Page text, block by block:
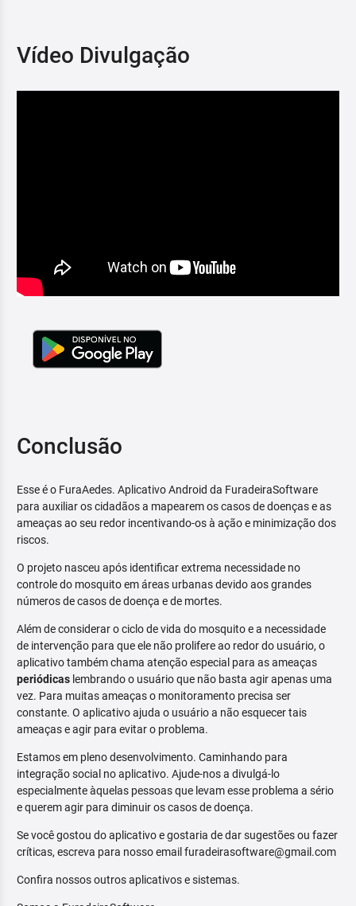
Vídeo Divulgação
Conclusão
Esse é o FuraAedes. Aplicativo Android da FuradeiraSoftware
para auxiliar os cidadãos a mapearem os casos de doenças e as
ameaças ao seu redor incentivando-os à ação e minimização dos
riscos.
O projeto nasceu após identificar extrema necessidade no
controle do mosquito em áreas urbanas devido aos grandes
números de casos de doença e de mortes.
Além de considerar o ciclo de vida do mosquito e a necessidade
de intervenção para que ele não prolifere ao redor do usuário, o
aplicativo também chama atenção especial para as ameaças
periódicas lembrando o usuário que não basta agir apenas uma
vez. Para muitas ameaças o monitoramento precisa ser
constante. O aplicativo ajuda o usuário a não esquecer tais
ameaças e agir para evitar o problema.
Estamos em pleno desenvolvimento. Caminhando para
integração social no aplicativo. Ajude-nos a divulgá-lo
especialmente àquelas pessoas que levam esse problema a sério
e querem agir para diminuir os casos de doença.
Se você gostou do aplicativo e gostaria de dar sugestões ou fazer
críticas, escreva para nosso email furadeirasoftware@gmail.com
Confira nossos outros aplicativos e sistemas.